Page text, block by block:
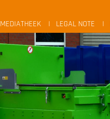
MEDIATHEEK LEGAL NOTE